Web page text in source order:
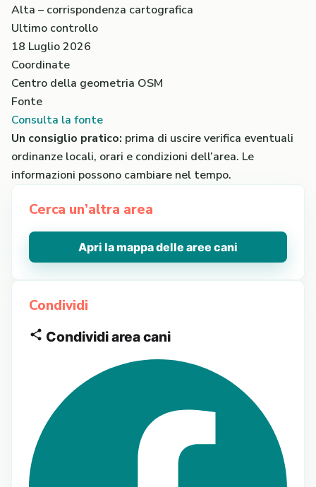
Alta – corrispondenza cartografica
Ultimo controllo
18 Luglio 2026
Coordinate
Centro della geometria OSM
Fonte
Consulta la fonte
Un consiglio pratico: prima di uscire verifica eventuali
ordinanze locali, orari e condizioni dell’area. Le
informazioni possono cambiare nel tempo.
Cerca un’altra area
Apri la mappa delle aree cani
Condividi
Condividi area cani